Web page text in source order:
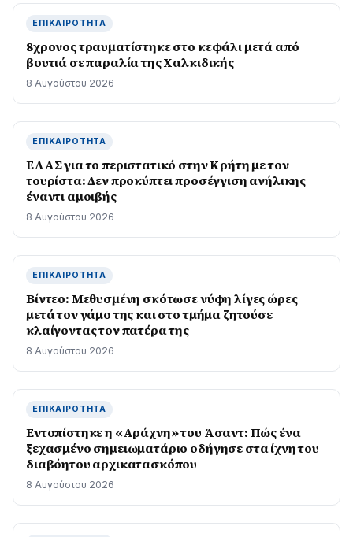
ΕΠΙΚΑΙΡΌΤΗΤΑ
8χρονος τραυματίστηκε στο κεφάλι μετά από
βουτιά σε παραλία της Χαλκιδικής
8 Αυγούστου 2026
ΕΠΙΚΑΙΡΌΤΗΤΑ
ΕΛΑΣ για το περιστατικό στην Κρήτη με τον
τουρίστα: Δεν προκύπτει προσέγγιση ανήλικης
έναντι αμοιβής
8 Αυγούστου 2026
ΕΠΙΚΑΙΡΌΤΗΤΑ
Βίντεο: Μεθυσμένη σκότωσε νύφη λίγες ώρες
μετά τον γάμο της και στο τμήμα ζητούσε
κλαίγοντας τον πατέρα της
8 Αυγούστου 2026
ΕΠΙΚΑΙΡΌΤΗΤΑ
Εντοπίστηκε η «Αράχνη» του Άσαντ: Πώς ένα
ξεχασμένο σημειωματάριο οδήγησε στα ίχνη του
διαβόητου αρχικατασκόπου
8 Αυγούστου 2026